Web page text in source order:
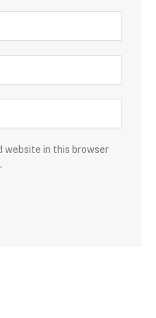
website in this browser